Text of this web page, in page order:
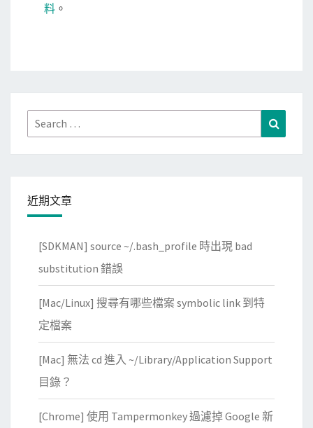
料 。
Search
for:
近期文章
[SDKMAN] source ~/.bash_profile 時出現 bad
substitution 錯誤
[Mac/Linux] 搜尋有哪些檔案 symbolic link 到特
定檔案
[Mac] 無法 cd 進入 ~/Library/Application Support
目錄？
[Chrome] 使用 Tampermonkey 過濾掉 Google 新